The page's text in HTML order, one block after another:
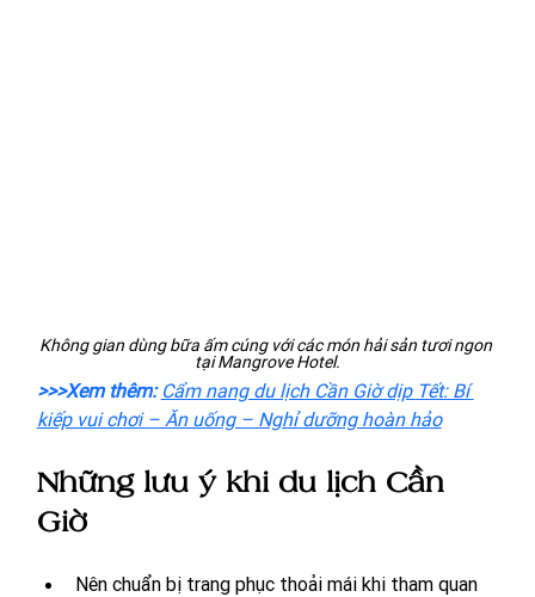
Không gian dùng bữa ấm cúng với các món hải sản tươi ngon
tại Mangrove Hotel.
>>>Xem thêm: Cẩm nang du lịch Cần Giờ dịp Tết: Bí
kiếp vui chơi – Ăn uống – Nghỉ dưỡng hoàn hảo
Những lưu ý khi du lịch Cần
Giờ
Nên chuẩn bị trang phục thoải mái khi tham quan